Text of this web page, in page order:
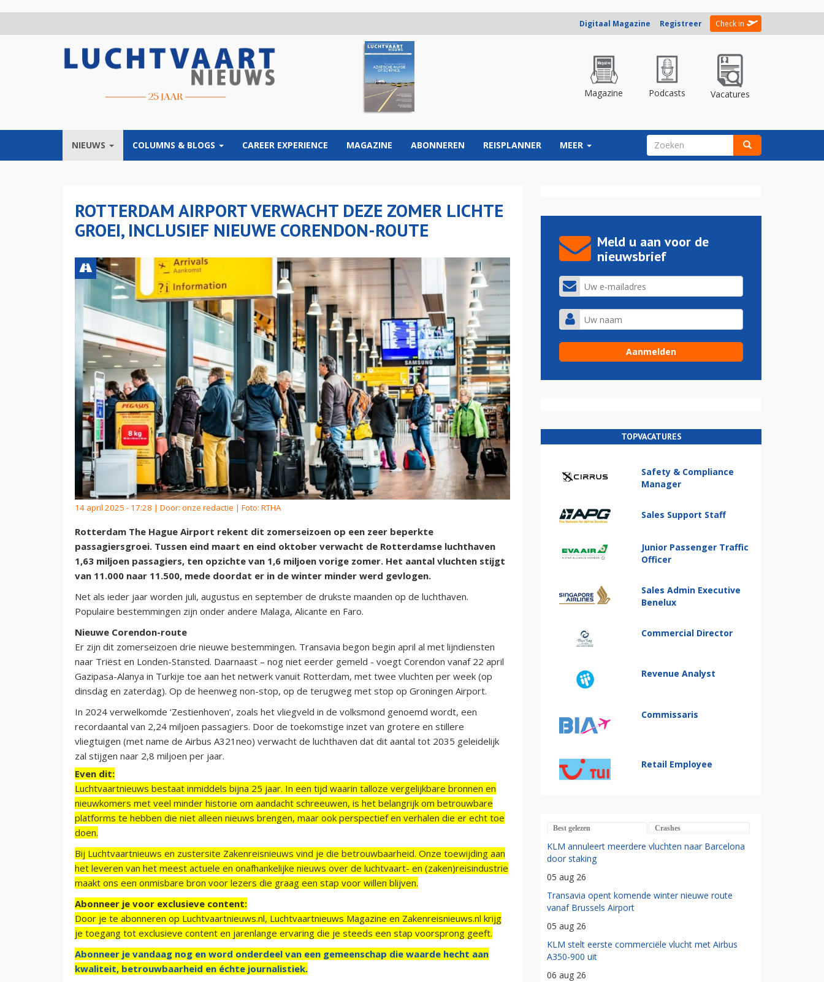
Digitaal Magazine Registreer Check in
Magazine Podcasts Vacatures
NIEUWS COLUMNS & BLOGS CAREER EXPERIENCE MAGAZINE ABONNEREN REISPLANNER MEER ZOEKVELD
ROTTERDAM AIRPORT VERWACHT DEZE ZOMER LICHTE
GROEI, INCLUSIEF NIEUWE CORENDON-ROUTE
14 april 2025 - 17:28 | Door: onze redactie | Foto: RTHA
Rotterdam The Hague Airport rekent dit zomerseizoen op een zeer beperkte
passagiersgroei. Tussen eind maart en eind oktober verwacht de Rotterdamse luchthaven
1,63 miljoen passagiers, ten opzichte van 1,6 miljoen vorige zomer. Het aantal vluchten stijgt
van 11.000 naar 11.500, mede doordat er in de winter minder werd gevlogen.
Net als ieder jaar worden juli, augustus en september de drukste maanden op de luchthaven.
Populaire bestemmingen zijn onder andere Malaga, Alicante en Faro.
Nieuwe Corendon-route
Er zijn dit zomerseizoen drie nieuwe bestemmingen. Transavia begon begin april al met lijndiensten
naar Triëst en Londen-Stansted. Daarnaast – nog niet eerder gemeld - voegt Corendon vanaf 22 april
Gazipasa-Alanya in Turkije toe aan het netwerk vanuit Rotterdam, met twee vluchten per week (op
dinsdag en zaterdag). Op de heenweg non-stop, op de terugweg met stop op Groningen Airport.
In 2024 verwelkomde ‘Zestienhoven’, zoals het vliegveld in de volksmond genoemd wordt, een
recordaantal van 2,24 miljoen passagiers. Door de toekomstige inzet van grotere en stillere
vliegtuigen (met name de Airbus A321neo) verwacht de luchthaven dat dit aantal tot 2035 geleidelijk
zal stijgen naar 2,8 miljoen per jaar.
Even dit:
Luchtvaartnieuws bestaat inmiddels bijna 25 jaar. In een tijd waarin talloze vergelijkbare bronnen en
nieuwkomers met veel minder historie om aandacht schreeuwen, is het belangrijk om betrouwbare
platforms te hebben die niet alleen nieuws brengen, maar ook perspectief en verhalen die er echt toe
doen.
Bij Luchtvaartnieuws en zustersite Zakenreisnieuws vind je die betrouwbaarheid. Onze toewijding aan
het leveren van het meest actuele en onafhankelijke nieuws over de luchtvaart- en (zaken)reisindustrie
maakt ons een onmisbare bron voor lezers die graag een stap voor willen blijven.
Abonneer je voor exclusieve content:
Door je te abonneren op Luchtvaartnieuws.nl, Luchtvaartnieuws Magazine en Zakenreisnieuws.nl krijg
je toegang tot exclusieve content en jarenlange ervaring die je steeds een stap voorsprong geeft.
Abonneer je vandaag nog en word onderdeel van een gemeenschap die waarde hecht aan
kwaliteit, betrouwbaarheid en échte journalistiek.
Meld u aan voor de
nieuwsbrief
TOPVACATURES
Safety & Compliance
Manager
Sales Support Staff
Junior Passenger Traffic
Officer
Sales Admin Executive
Benelux
Commercial Director
Revenue Analyst
Commissaris
Retail Employee
Best gelezen Crashes
KLM annuleert meerdere vluchten naar Barcelona
door staking
05 aug 26
Transavia opent komende winter nieuwe route
vanaf Brussels Airport
05 aug 26
KLM stelt eerste commerciële vlucht met Airbus
A350-900 uit
06 aug 26